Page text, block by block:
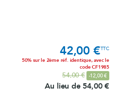
Prix
42,00 €TTC
50% sur le 2ème réf. identique, avec le
code CF1985
Prix de base
54,00 € -12,00 €
Au lieu de 54,00 €